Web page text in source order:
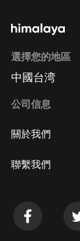
選擇您的地區
中國台湾
公司信息
關於我們
聯繫我們